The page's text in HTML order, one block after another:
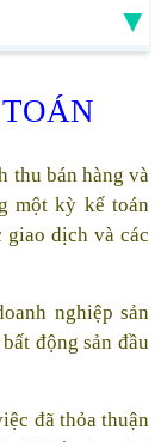
▼
thu bán hàng và
một kỳ kế toán
giao dịch và các
nghiệp sản
động sản đầu
đã thỏa thuận